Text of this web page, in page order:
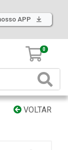
APP
0
VOLTAR